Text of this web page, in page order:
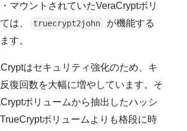
マウントされていたVeraCryptボリ
は、
truecrypt2john
が機能する
す。
はセキュリティ強化のため、キ
復回数を大幅に増やしています。そ
ボリュームから抽出したハッシ
ボリュームよりも格段に時